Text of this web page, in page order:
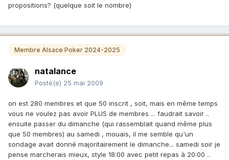
propositions? (quelque soit le nombre)
Membre Alsace Poker 2024-2025
natalance
Posté(e) 25 mai 2009
on est 280 membres et que 50 inscrit , soit, mais en même temps
vous ne voulez pas avoir PLUS de membres ... faudrait savoir ..
ensuite passer du dimanche (qui rassemblait quand même plus
que 50 membres) au samedi , mouais, il me semble qu'un
sondage avait donné majoritairement le dimanche... samedi soir je
pense marcherais mieux, style 18:00 avec petit repas à 20:00 ..